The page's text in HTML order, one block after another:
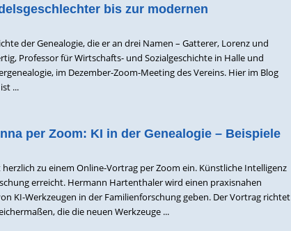
bis zur modernen
der Genealogie, die er an drei Namen – Gatterer, Lorenz und
Professor für Wirtschafts- und Sozialgeschichte in Halle und
im Dezember-Zoom-Meeting des Vereins. Hier im Blog
...
per Zoom: KI in der Genealogie – Beispiele
zu einem Online-Vortrag per Zoom ein. Künstliche Intelligenz
erreicht. Hermann Hartenthaler wird einen praxisnahen
KI-Werkzeugen in der Familienforschung geben. Der Vortrag richtet
die die neuen Werkzeuge ...